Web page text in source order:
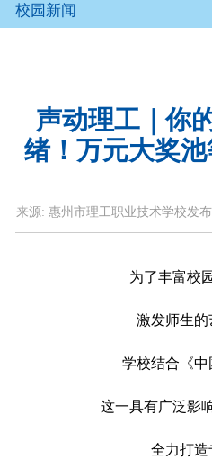
校园新闻
声动理工｜你
绪！万元大奖池
来源: 惠州市理工职业技术学校发
为了丰富校
激发师生的
学校结合《中
这一具有广泛影
全力打造